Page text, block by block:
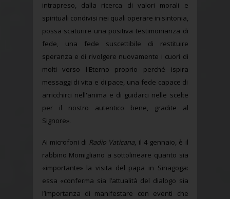
intrapreso, dalla ricerca di valori morali e
spirituali condivisi nei quali operare in sintonia,
possa scaturire una positiva testimonianza di
fede, una fede suscettibile di restituire
speranza e di rivolgere nuovamente i cuori di
molti verso l'Eterno proprio perché ispira
messaggi di vita e di pace, una fede capace di
arricchirci nell'anima e di guidarci nelle scelte
per il nostro autentico bene, gradite al
Signore».
Ai microfoni di Radio Vaticana, il 4 gennaio, è il
rabbino Momigliano a sottolineare quanto sia
«importante» la visita del papa in Sinagoga:
essa «conferma sia l’attualità del dialogo sia
l’importanza di manifestare con eventi che